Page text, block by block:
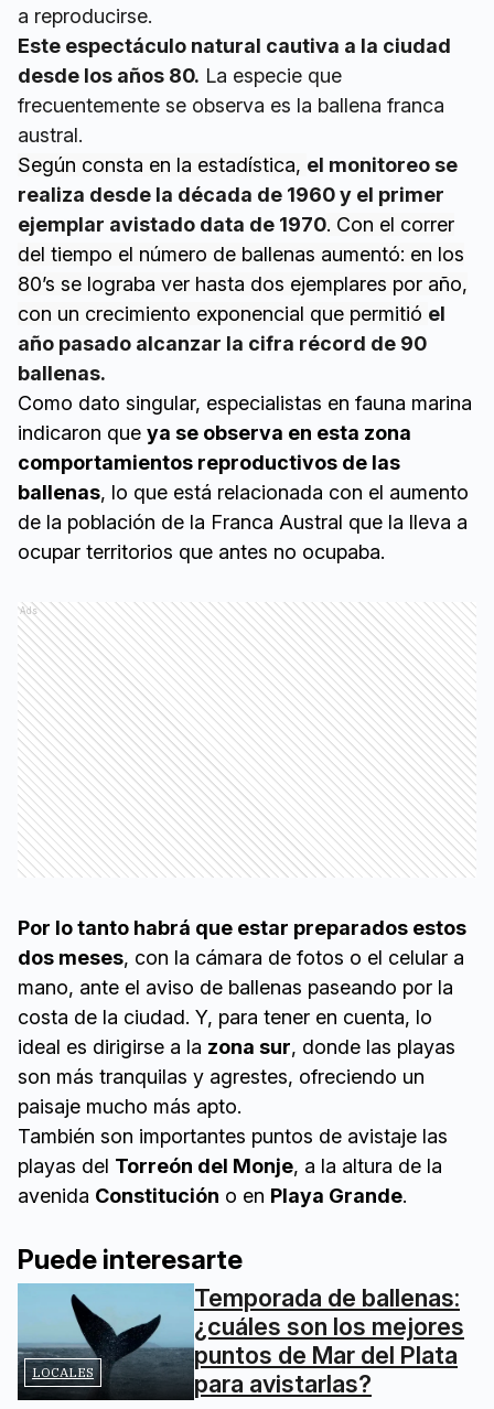
a reproducirse.
Este espectáculo natural cautiva a la ciudad
desde los años 80. La especie que
frecuentemente se observa es la ballena franca
austral.
Según consta en la estadística, el monitoreo se
realiza desde la década de 1960 y el primer
ejemplar avistado data de 1970. Con el correr
del tiempo el número de ballenas aumentó: en los
80’s se lograba ver hasta dos ejemplares por año,
con un crecimiento exponencial que permitió el
año pasado alcanzar la cifra récord de 90
ballenas.
Como dato singular, especialistas en fauna marina
indicaron que ya se observa en esta zona
comportamientos reproductivos de las
ballenas, lo que está relacionada con el aumento
de la población de la Franca Austral que la lleva a
ocupar territorios que antes no ocupaba.
Ads
Por lo tanto habrá que estar preparados estos
dos meses, con la cámara de fotos o el celular a
mano, ante el aviso de ballenas paseando por la
costa de la ciudad. Y, para tener en cuenta, lo
ideal es dirigirse a la zona sur, donde las playas
son más tranquilas y agrestes, ofreciendo un
paisaje mucho más apto.
También son importantes puntos de avistaje las
playas del Torreón del Monje, a la altura de la
avenida Constitución o en Playa Grande.
Puede interesarte
LOCALES
Temporada de ballenas:
¿cuáles son los mejores
puntos de Mar del Plata
para avistarlas?